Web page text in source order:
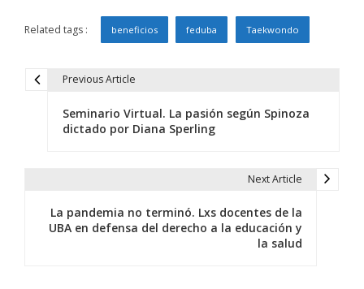
Related tags : beneficios feduba Taekwondo
Previous Article
Seminario Virtual. La pasión según Spinoza
dictado por Diana Sperling
Next Article
La pandemia no terminó. Lxs docentes de la
UBA en defensa del derecho a la educación y
la salud